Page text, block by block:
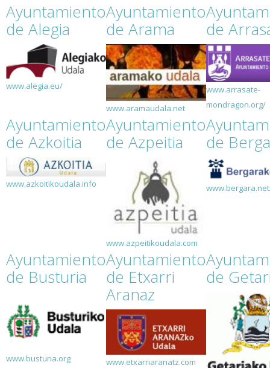
Ayuntamiento
de Alegia
www.alegia.eu/
Ayuntamiento
de Arama
www.aramaudala.net
de
www.arrasate-
mondragon.org/
Ayuntamiento
de Azkoitia
www.azkoitikoudala.info
Ayuntamiento
de Azpeitia
www.azpeitikoudala.com
de
Ayuntamiento
de Busturia
www.busturia.org
Ayuntamiento
de Etxarri
Aranaz
www.etxarriaranatz.com
de